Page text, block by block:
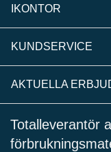
IKONTOR
KUNDSERVICE
AKTUELLA
Totalleverantör